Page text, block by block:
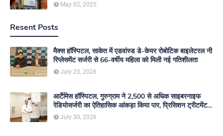
May 02, 2025
Resent Posts
मैक्स हॉस्पिटल, साकेत में एडवांस्ड डे-केयर रोबोटिक बाइलेटरल नी
रिप्लेसमेंट सर्जरी से 66-वर्षीय महिला को मिली नई गतिशीलता
July 23, 2026
आर्टेमिस हॉस्पिटल, गुरुग्राम ने 2,500 से अधिक साइबरनाइफ
रेडियोसर्जरी का ऐतिहासिक आंकड़ा किया पार, प्रिसिशन ट्रीटमेंट में
मजबूत की अपनी अग्रणी पहचान
July 30, 2026